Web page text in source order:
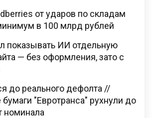
от ударов по складам
в 100 млрд рублей
показывать ИИ отдельную
— без оформления, зато с
до реального дефолта //
"Евротранса" рухнули до
номинала